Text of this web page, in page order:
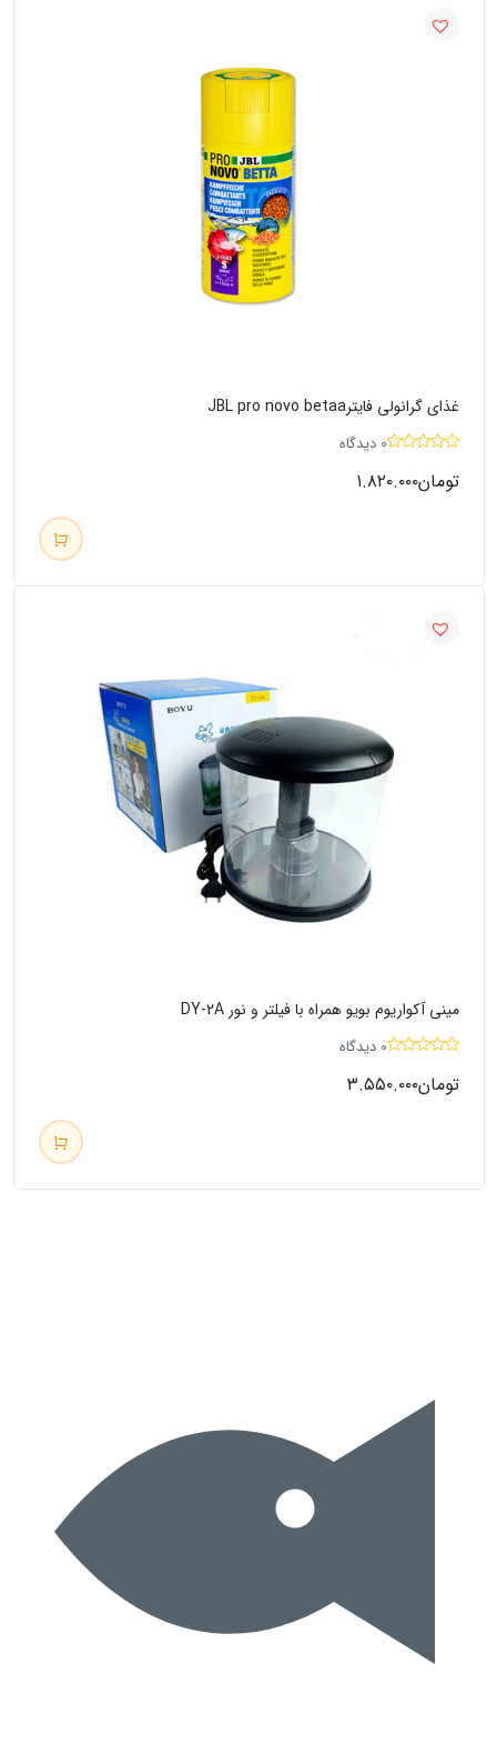
غذای گرانولی فایترJBL pro novo betaa
0 دیدگاه
تومان۱.۸۲۰.۰۰۰
مینی آکواریوم بویو همراه با فیلتر و نور DY-2A
0 دیدگاه
تومان۳.۵۵۰.۰۰۰